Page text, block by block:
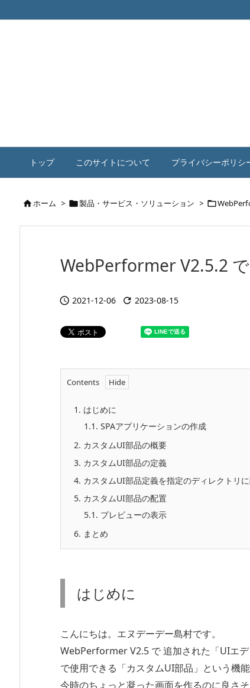
トップ このサイトについて プライバシーポリシ
ホーム > 製品・サービス・ソリューション > 
WebPerformer V2.5.2
 2021-12-06  2023-08-15
Contents
1. はじめに
1.1. SPAアプリケーションの作成
2. カスタムUI部品の概要
3. カスタムUI部品の定義
4. カスタムUI部品定義を指定のディレクトリ
5. カスタムUI部品の配置
5.1. プレビューの表示
6. まとめ
はじめに
こんにちは。エヌデーデー島村です。
WebPerformer V2.5 で 追加された「UIエ
で使用できる「カスタムUI部品」という機
今時のちょっと凝った画面を作るのに良さそ